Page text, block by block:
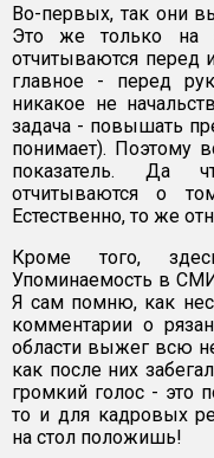
Во-первых, так они
Это же только на
отчитываются перед
главное - перед
никакое не
задача - повышать
понимает). Поэтому
показатель. Да
отчитываются о
Естественно, то же
Кроме того,
Упоминаемость в СМИ
Я сам помню, как
комментарии о
области выжег всю
как после них
громкий голос - это
то и для кадровых
на стол положишь!